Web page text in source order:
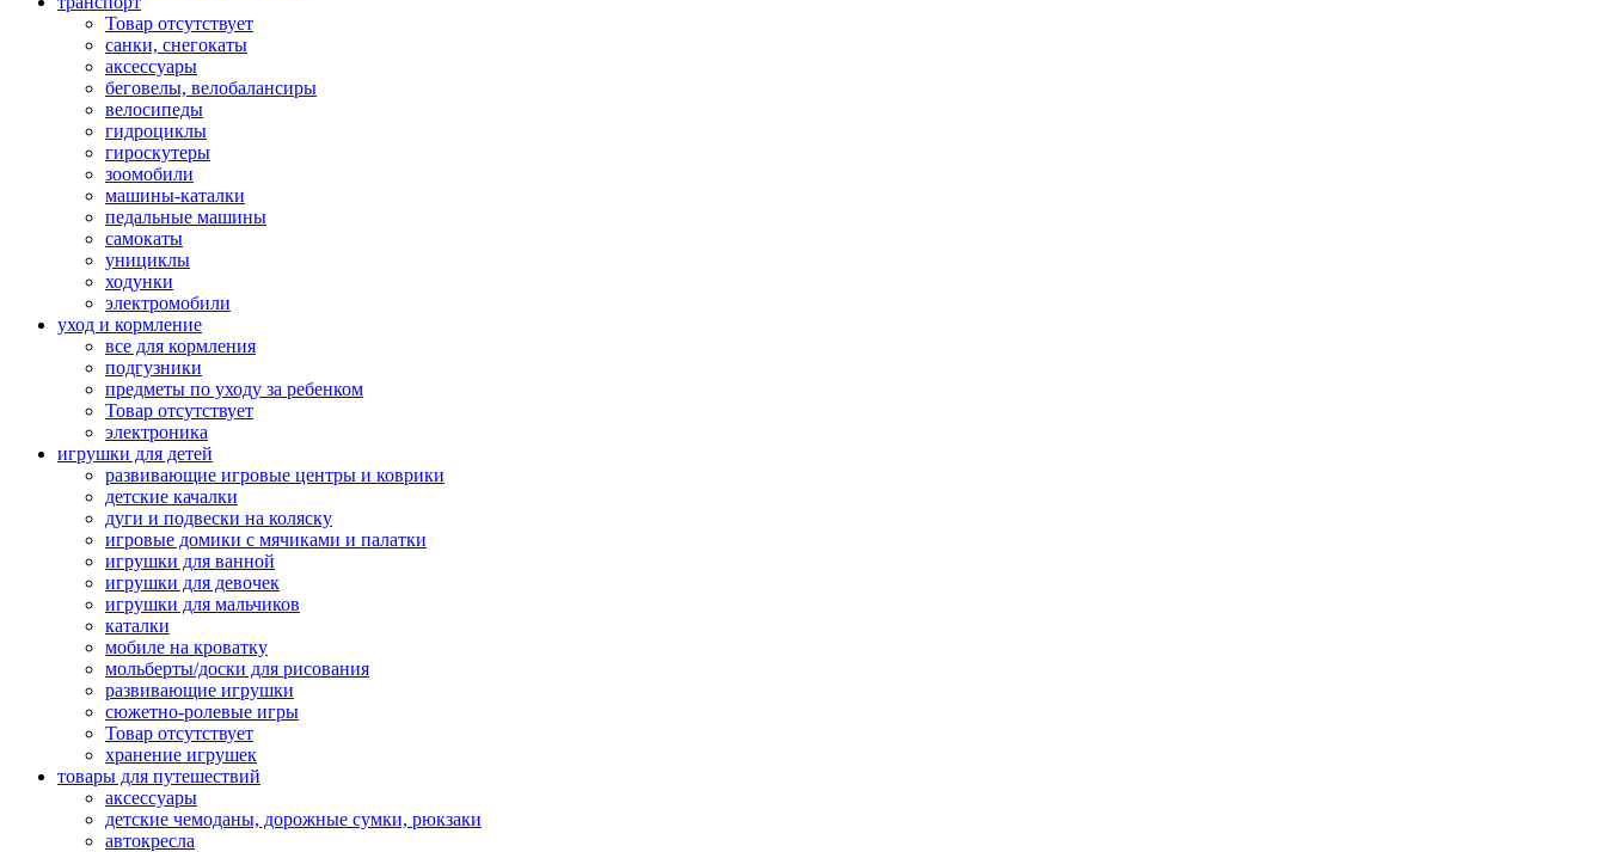
Товар отсутствует
санки, снегокаты
аксессуары
беговелы, велобалансиры
велосипеды
гидроциклы
гироскутеры
зоомобили
машины-каталки
педальные машины
самокаты
унициклы
ходунки
электромобили
уход и кормление
все для кормления
подгузники
предметы по уходу за ребенком
Товар отсутствует
электроника
игрушки для детей
развивающие игровые центры и коврики
детские качалки
дуги и подвески на коляску
игровые домики с мячиками и палатки
игрушки для ванной
игрушки для девочек
игрушки для мальчиков
каталки
мобиле на кроватку
мольберты/доски для рисования
развивающие игрушки
сюжетно-ролевые игры
Товар отсутствует
хранение игрушек
товары для путешествий
аксессуары
детские чемоданы, дорожные сумки, рюкзаки
автокресла